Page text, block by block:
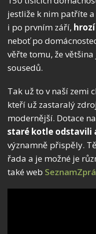
jestliže k nim patříte
i po prvním září,
neboť po
věřte tomu, že
sousedů.
Tak už to v naší zemi
kteří už zastaralý
modernější. Dotace
staré kotle odstavili
významně přispěly.
řada a je možné je
také web